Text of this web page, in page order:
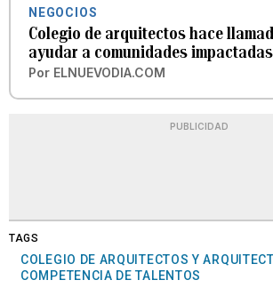
NEGOCIOS
Colegio de arquitectos hace
ayudar a comunidades impactadas
Por ELNUEVODIA.COM
PUBLICIDAD
TAGS
COLEGIO DE ARQUITECTOS Y
COMPETENCIA DE TALENTOS